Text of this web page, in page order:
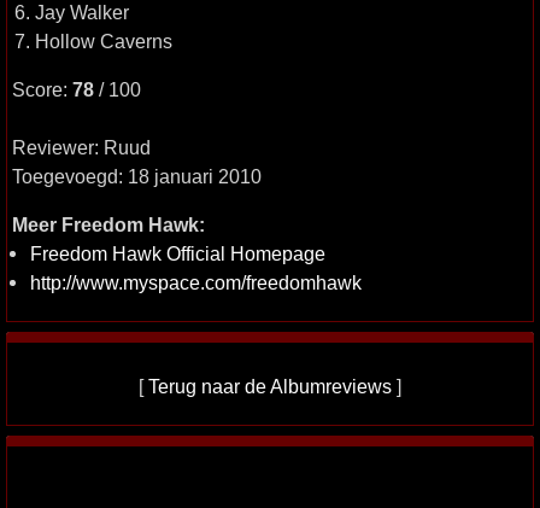
6. Jay Walker
7. Hollow Caverns
Score: 78 / 100
Reviewer: Ruud
Toegevoegd: 18 januari 2010
Meer Freedom Hawk:
Freedom Hawk Official Homepage
http://www.myspace.com/freedomhawk
[Terug naar de Albumreviews ]